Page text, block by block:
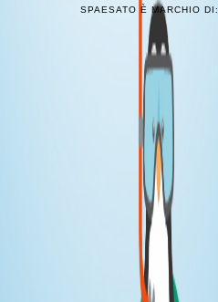
SPAESATO È MARCHIO DI: